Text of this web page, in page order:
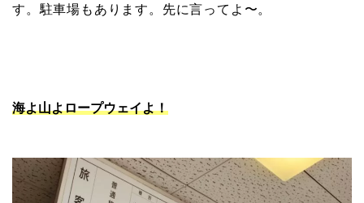
す。駐車場もあります。先に言ってよ〜。
海よ山よロープウェイよ！